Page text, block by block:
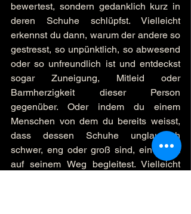
bewertest, sondern gedanklich kurz in
deren Schuhe schlüpfst. Vielleicht
erkennst du dann, warum der andere so
gestresst, so unpünktlich, so abwesend
oder so unfreundlich ist und entdeckst
sogar Zuneigung, Mitleid oder
Barmherzigkeit dieser Person
gegenüber. Oder indem du einem
Menschen von dem du bereits weisst,
dass dessen Schuhe unglaublich
schwer, eng oder groß sind, ein Stück
auf seinem Weg begleitest. Vielleicht